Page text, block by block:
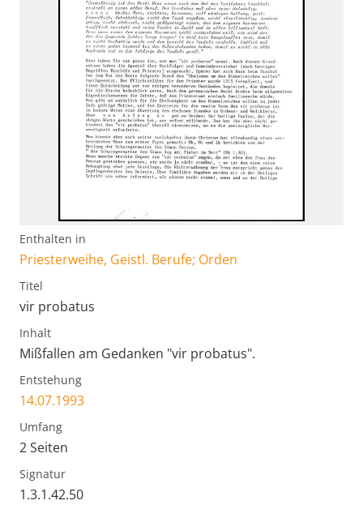
Enthalten in
Priesterweihe, Geistl. Berufe; Orden
Titel
vir probatus
Inhalt
Mißfallen am Gedanken "vir probatus".
Entstehung
14.07.1993
Umfang
2 Seiten
Signatur
1.3.1.42.50